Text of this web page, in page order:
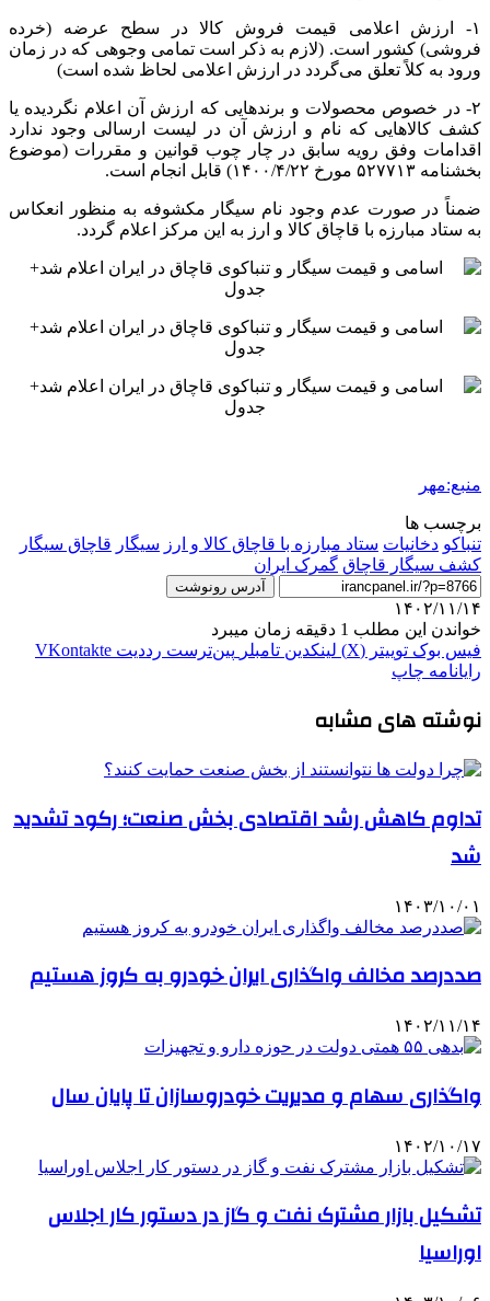
۱- ارزش اعلامی قیمت فروش کالا در سطح عرضه (خرده
فروشی) کشور است. (لازم به ذکر است تمامی وجوهی که در زمان
ورود به کلاً تعلق می‌گردد در ارزش اعلامی لحاظ شده است)
۲- در خصوص محصولات و برندهایی که ارزش آن اعلام نگردیده یا
کشف کالاهایی که نام و ارزش آن در لیست ارسالی وجود ندارد
اقدامات وفق رویه سابق در چار
چوب قوانین و مقررات (موضوع
بخشنامه ۵۲۷۷۱۳ مورخ ۱۴۰۰/۴/۲۲) قابل انجام است.
ضمناً در صورت عدم وجود نام سیگار مکشوفه به منظور انعکاس
به ستاد مبارزه با قاچاق کالا و ارز به این مرکز اعلام گردد.
منبع:مهر
برچسب ها
تنباکو دخانیات ستاد مبارزه با قاچاق کالا و ارز سیگار قاچاق سیگار
کشف سیگار قاچاق گمرک ایران
آدرس رونوشت
۱۴۰۲/۱۱/۱۴
خواندن این مطلب 1 دقیقه زمان میبرد
فیس بوک توییتر (X) لینکدین ‫تامبلر ‫پین‌ترست ‫رددیت ‫VKontakte
رایانامه چاپ
نوشته های مشابه
تداوم کاهش رشد اقتصادی بخش صنعت؛ رکود تشدید
شد
۱۴۰۳/۱۰/۰۱
صددرصد مخالف واگذاری ایران خودرو به کروز هستیم
۱۴۰۲/۱۱/۱۴
واگذاری سهام و مدیریت خودروسازان تا پایان سال
۱۴۰۲/۱۰/۱۷
تشکیل بازار مشترک نفت و گاز در دستور کار اجلاس
اوراسیا